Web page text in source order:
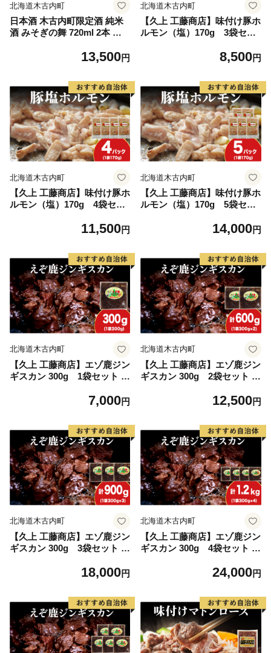
北海道木古内町
日本酒 木古内町限定酒 純米
酒 みそぎの舞 720ml 2本 セ
13,500円
北海道木古内町
【久上 工藤商店】味付け豚ホ
ルモン（塩）170g 3袋セッ
8,500円
北海道木古内町
【久上 工藤商店】味付け豚ホ
ルモン（塩）170g 4袋セッ
11,500円
北海道木古内町
【久上 工藤商店】味付け豚ホ
ルモン（塩）170g 5袋セッ
14,000円
北海道木古内町
【久上 工藤商店】エゾ鹿ジン
ギスカン 300g 1袋セット B
7,000円
北海道木古内町
【久上 工藤商店】エゾ鹿ジン
ギスカン 300g 2袋セット B
12,500円
北海道木古内町
【久上 工藤商店】エゾ鹿ジン
ギスカン 300g 3袋セット B
18,000円
北海道木古内町
【久上 工藤商店】エゾ鹿ジン
ギスカン 300g 4袋セット B
24,000円